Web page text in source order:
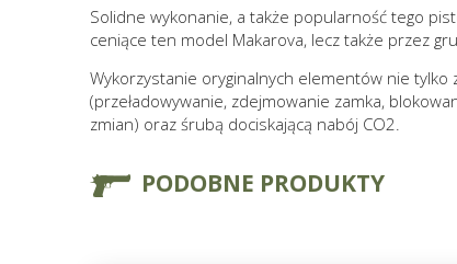
Solidne wykonanie, a także popularność tego
ceniące ten model Makarova, lecz także przez
Wykorzystanie oryginalnych elementów nie
(przeładowywanie, zdejmowanie zamka,
zmian) oraz śrubą dociskającą nabój CO2.
PODOBNE PRODUKTY